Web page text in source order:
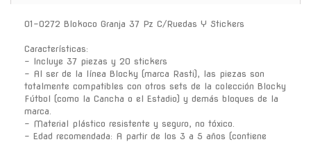
01-0272 Blokoco Granja 37 Pz C/Ruedas Y Stickers
Características:
- Incluye 37 piezas y 20 stickers
- Al ser de la línea Blocky (marca Rasti), las piezas son
totalmente compatibles con otros sets de la colección Blocky
Fútbol (como la Cancha o el Estadio) y demás bloques de la
marca.
- Material plástico resistente y seguro, no tóxico.
- Edad recomendada: A partir de los 3 a 5 años (contiene